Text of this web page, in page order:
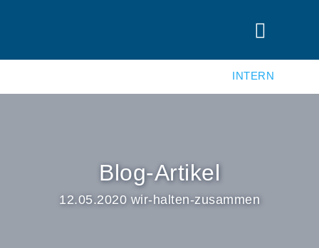
INTERN
Blog-Artikel
12.05.2020 wir-halten-zusammen